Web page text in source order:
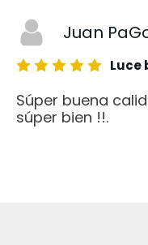
Juan
Luce
Súper buena
súper bien !!.